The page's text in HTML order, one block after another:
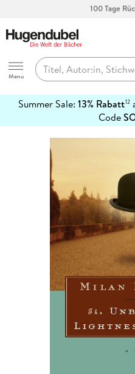
Abholung in
Hugendubel
Menu
Summer Sale: 13% Rabatt12
Code
erfahren